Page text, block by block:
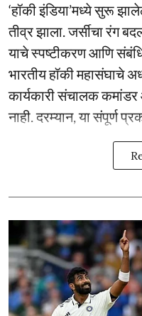
‘हॉकी इंडिया’मध्ये सुरू
तीव्र झाला. जर्सीचा रंग
याचे स्पष्टीकरण आणि
भारतीय हॉकी महासंघाचे
कार्यकारी संचालक
नाही. दरम्यान, या संपूर्ण